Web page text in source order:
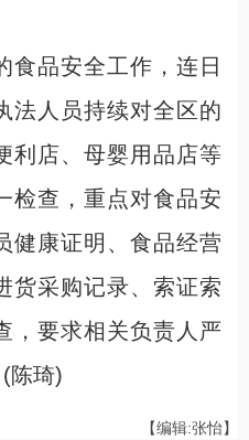
品安全工作，连日
法人员持续对全区的
利店、母婴用品店等
检查，重点对食品安
健康证明、食品经营
货采购记录、索证索
，要求相关负责人严
陈琦)
【编辑:张怡】